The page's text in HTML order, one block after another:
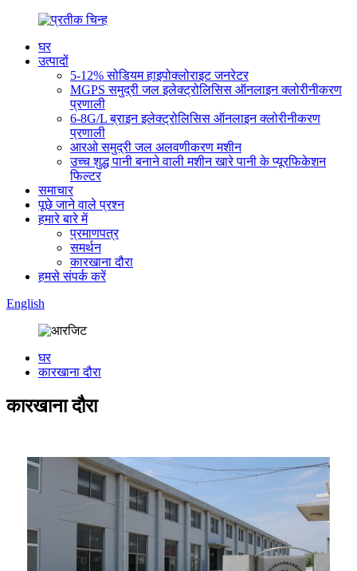
घर
उत्पादों
5-12% सोडियम हाइपोक्लोराइट जनरेटर
MGPS समुद्री जल इलेक्ट्रोलिसिस ऑनलाइन क्लोरीनीकरण
प्रणाली
6-8G/L ब्राइन इलेक्ट्रोलिसिस ऑनलाइन क्लोरीनीकरण
प्रणाली
आरओ समुद्री जल अलवणीकरण मशीन
उच्च शुद्ध पानी बनाने वाली मशीन खारे पानी के प्यूरफिकेशन
फिल्टर
समाचार
पूछे जाने वाले प्रश्न
हमारे बारे में
प्रमाणपत्र
समर्थन
कारखाना दौरा
हमसे संपर्क करें
English
घर
कारखाना दौरा
कारखाना दौरा